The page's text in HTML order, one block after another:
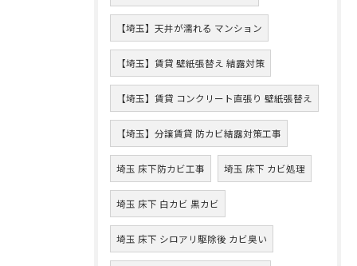
【埼玉】天井が濡れる マンション
【埼玉】賃貸 壁紙張替え 結露対策
【埼玉】賃貸 コンクリート直張り 壁紙張替え
【埼玉】分譲賃貸 防カビ結露対策工事
埼玉 床下防カビ工事 埼玉 床下 カビ処理
埼玉 床下 白カビ 黒カビ
埼玉 床下 シロアリ駆除後 カビ臭い